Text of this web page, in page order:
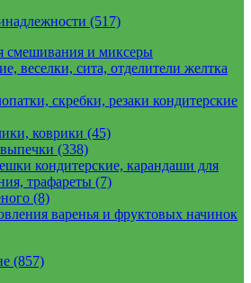
(517)
смешивания и миксеры
веселки, сита, отделители желтка
скребки, резаки кондитерские
коврики (45)
(338)
кондитерские, карандаши для
трафареты (7)
(8)
варенья и фруктовых начинок
(857)